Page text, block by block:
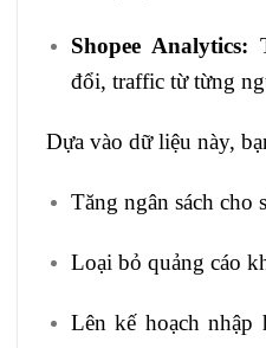
Shopee Analytics:
đổi, traffic từ từng
Dựa vào dữ liệu này,
Tăng ngân sách cho
Loại bỏ quảng cáo
Lên kế hoạch